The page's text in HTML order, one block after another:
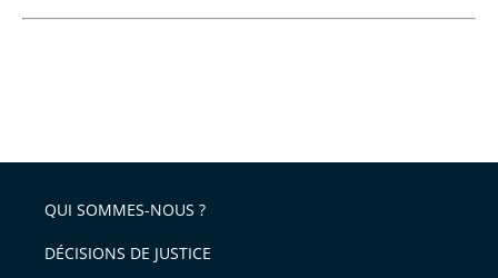
QUI SOMMES-NOUS ?
DÉCISIONS DE JUSTICE